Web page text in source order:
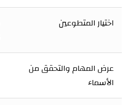
اختيار المتطوعين
عرض المهام والتحقق من
الأسماء